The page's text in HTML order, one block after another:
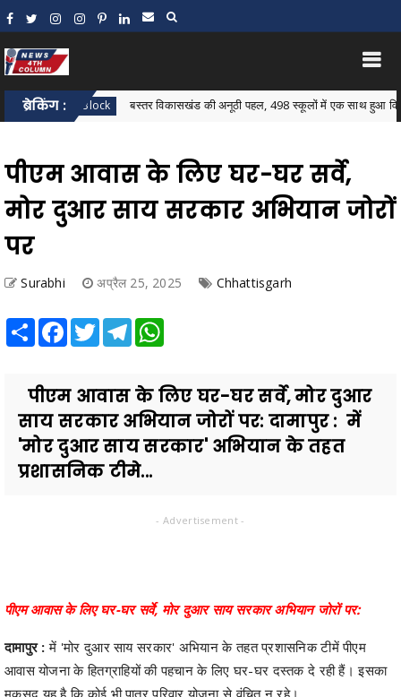
ब्रेकिंग :
Block बस्तर विकासखंड की अनूठी पहल, 498 स्कूलों में एक साथ हुआ विकासखंड
पीएम आवास के लिए घर-घर सर्वे,
मोर दुआर साय सरकार अभियान जोरों
पर
Surabhi अप्रैल 25, 2025 Chhattisgarh
Share Facebook
TwitterTelegram
पीएम आवास के लिए घर-घर सर्वे, मोर दुआर
साय सरकार अभियान जोरों पर: दामापुर : में
'मोर दुआर साय सरकार' अभियान के तहत
प्रशासनिक टीमे...
- Advertisement -
पीएम आवास के लिए घर-घर सर्वे, मोर दुआर साय सरकार अभियान जोरों पर:
दामापुर :में 'मोर दुआर साय सरकार' अभियान के तहत प्रशासनिक टीमें पीएम
आवास योजना के हितग्राहियों की पहचान के लिए घर-घर दस्तक दे रही हैं। इसका
मकसद यह है कि कोई भी पात्र परिवार योजना से वंचित न रहे।